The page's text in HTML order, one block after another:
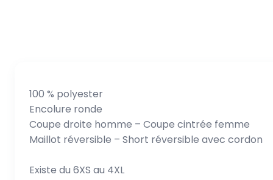
100 % polyester
Encolure ronde
Coupe droite homme – Coupe cintrée femme
Maillot réversible – Short réversible avec cordon
Existe du 6XS au 4XL